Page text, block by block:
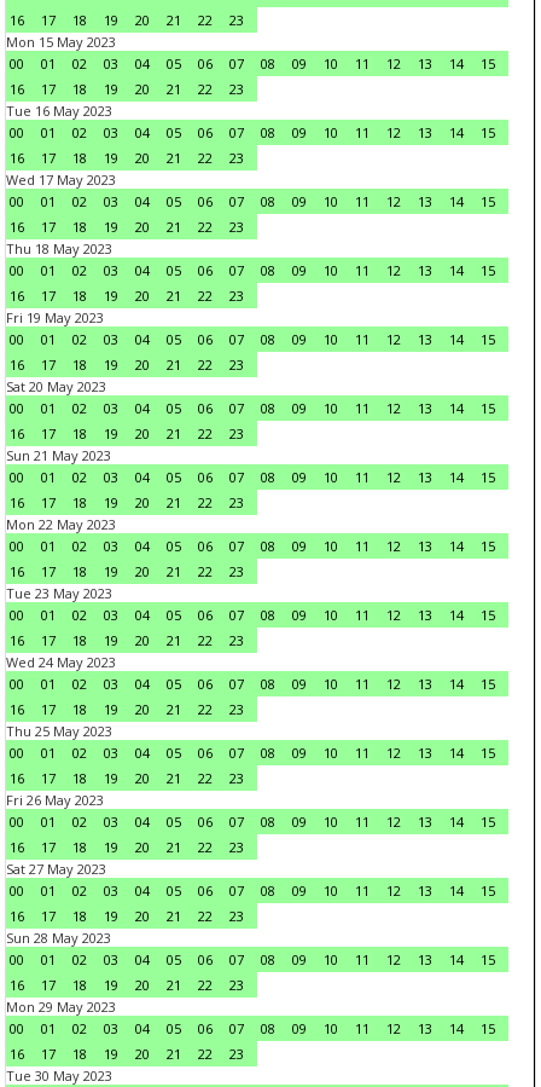
16
17 18 19 20 21 22
23
Mon 15 May 2023
00
01 02 03 04 05 06 07 08 09 10 11 12 13 14
15
16
17 18 19 20 21 22
23
Tue 16 May 2023
00
01 02 03 04 05 06 07 08 09 10 11 12 13 14
15
16
17 18 19 20 21 22
23
Wed 17 May 2023
00
01 02 03 04 05 06 07 08 09 10 11 12 13 14
15
16
17 18 19 20 21 22
23
Thu 18 May 2023
00
01 02 03 04 05 06 07 08 09 10 11 12 13 14
15
16
17 18 19 20 21 22
23
Fri 19 May 2023
00
01 02 03 04 05 06 07 08 09 10 11 12 13 14
15
16
17 18 19 20 21 22
23
Sat 20 May 2023
00
01 02 03 04 05 06 07 08 09 10 11 12 13 14
15
16
17 18 19 20 21 22
23
Sun 21 May 2023
00
01 02 03 04 05 06 07 08 09 10 11 12 13 14
15
16
17 18 19 20 21 22
23
Mon 22 May 2023
00
01 02 03 04 05 06 07 08 09 10 11 12 13 14
15
16
17 18 19 20 21 22
23
Tue 23 May 2023
00
01 02 03 04 05 06 07 08 09 10 11 12 13 14
15
16
17 18 19 20 21 22
23
Wed 24 May 2023
00
01 02 03 04 05 06 07 08 09 10 11 12 13 14
15
16
17 18 19 20 21 22
23
Thu 25 May 2023
00
01 02 03 04 05 06 07 08 09 10 11 12 13 14
15
16
17 18 19 20 21 22
23
Fri 26 May 2023
00
01 02 03 04 05 06 07 08 09 10 11 12 13 14
15
16
17 18 19 20 21 22
23
Sat 27 May 2023
00
01 02 03 04 05 06 07 08 09 10 11 12 13 14
15
16
17 18 19 20 21 22
23
Sun 28 May 2023
00
01 02 03 04 05 06 07 08 09 10 11 12 13 14
15
16
17 18 19 20 21 22
23
Mon 29 May 2023
00
01 02 03 04 05 06 07 08 09 10 11 12 13 14
15
16
17 18 19 20 21 22
23
Tue 30 May 2023